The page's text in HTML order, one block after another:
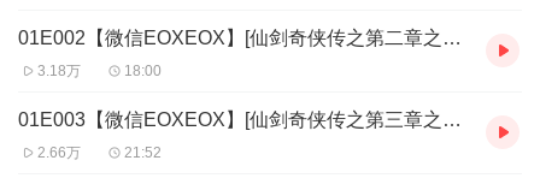
01E002【微信EOXEOX】[仙剑奇侠传之第二章之兽称五毒,不掩天真淑性-骆乐]
3.18万 18:00
01E003【微信EOXEOX】[仙剑奇侠传之第三章之深夜客来,漫卷一身魔气-骆乐]
2.66万 21:52